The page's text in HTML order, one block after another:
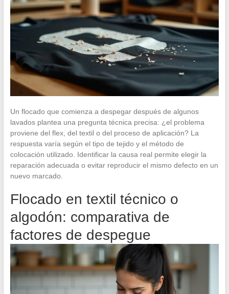
Un flocado que comienza a despegar después de algunos
lavados plantea una pregunta técnica precisa: ¿el problema
proviene del flex, del textil o del proceso de aplicación? La
respuesta varía según el tipo de tejido y el método de
colocación utilizado. Identificar la causa real permite elegir la
reparación adecuada o evitar reproducir el mismo defecto en un
nuevo marcado.
Flocado en textil técnico o
algodón: comparativa de
factores de despegue